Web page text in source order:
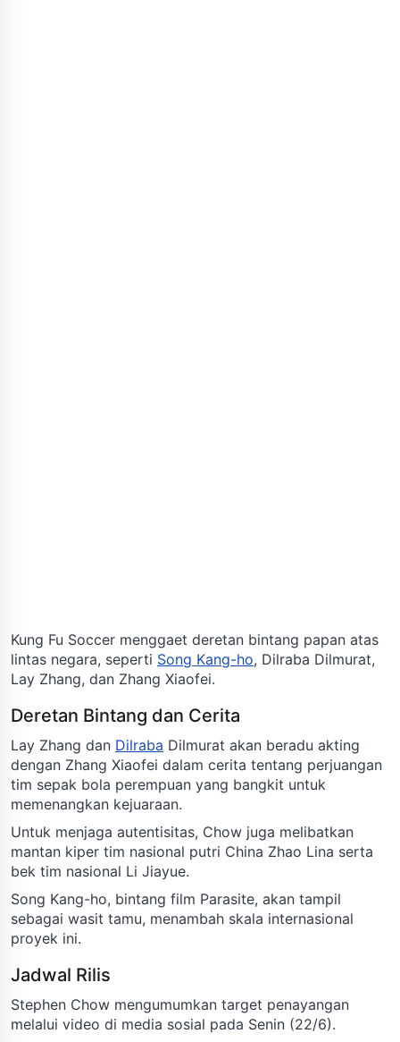
Kung Fu Soccer menggaet deretan bintang papan atas
lintas negara, seperti Song Kang-ho, Dilraba Dilmurat,
Lay Zhang, dan Zhang Xiaofei.
Deretan Bintang dan Cerita
Lay Zhang dan Dilraba Dilmurat akan beradu akting
dengan Zhang Xiaofei dalam cerita tentang perjuangan
tim sepak bola perempuan yang bangkit untuk
memenangkan kejuaraan.
Untuk menjaga autentisitas, Chow juga melibatkan
mantan kiper tim nasional putri China Zhao Lina serta
bek tim nasional Li Jiayue.
Song Kang-ho, bintang film Parasite, akan tampil
sebagai wasit tamu, menambah skala internasional
proyek ini.
Jadwal Rilis
Stephen Chow mengumumkan target penayangan
melalui video di media sosial pada Senin (22/6).